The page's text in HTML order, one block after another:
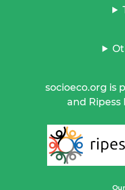
socioeco.org is
and